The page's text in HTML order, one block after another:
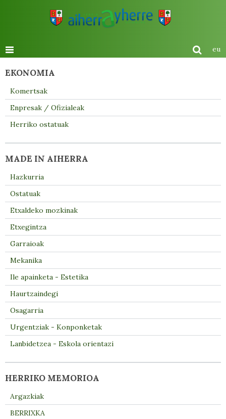
eu
EKONOMIA
Komertsak
Enpresak / Ofizialeak
Herriko ostatuak
MADE IN AIHERRA
Hazkurria
Ostatuak
Etxaldeko mozkinak
Etxegintza
Garraioak
Mekanika
Ile apainketa - Estetika
Haurtzaindegi
Osagarria
Urgentziak - Konponketak
Lanbidetzea - Eskola orientazi
HERRIKO MEMORIOA
Argazkiak
BERRIXKA